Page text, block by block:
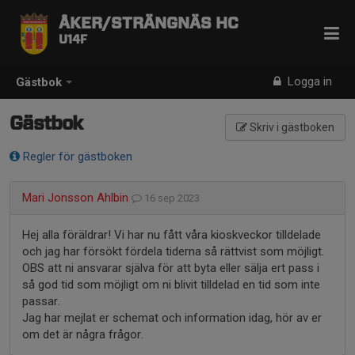
Gästbok Logga in
ÅKER/STRÄNGNÄS HC
U14F
Gästbok Skriv i gästboken
Regler för gästboken
Mari Jonsson Ahlbin 16 sep 2023
Hej alla föräldrar! Vi har nu fått våra kioskveckor tilldelade
och jag har försökt fördela tiderna så rättvist som möjligt.
OBS att ni ansvarar själva för att byta eller sälja ert pass i
så god tid som möjligt om ni blivit tilldelad en tid som inte
passar.
Jag har mejlat er schemat och information idag, hör av er
om det är några frågor.